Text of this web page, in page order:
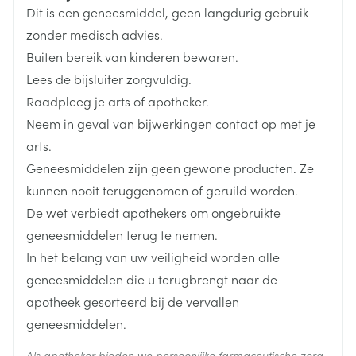
Arega vooraleer u een MAO-remmer gebruikt.
u lijdt aan de oogaandoening die nauwe-
kamerhoekglaucoom heet (verhoogde druk in uw
oog).
u hebt ernstige problemen met uw hart, die door
een verhoging van de hartslag en/of bloeddruk
kunnen worden beïnvloed, omdat dit een effect van
Atomoxetine Arega kan zijn.
u hebt ernstige problemen met de bloedvaten in uw
hersenen, zoals beroerte, verwijding en verdunning
van de wand van een deel van een bloedvaat
(aneurysma) of vernauwde of geblokkeerde
bloedvaten
u hebt een tumor aan uw bijnier (feochromocytoom).
Gebruik Atomoxetine Arega niet als één van de
Lichaamsgewicht tot 70 kg: Een totale dagelijkse
startdosis van 0.5 mg per kg lichaamsgewicht voor
Breedte 81 mm
Lengte
Diepte 40 mm
Ingrediënten
atomoxetine hydrochloride
Behoud Kamertemperatuur (15°C - 25°C)
Dit is een geneesmiddel, geen langdurig gebruik
zonder medisch advies.
Buiten bereik van kinderen bewaren.
Lees de bijsluiter zorgvuldig.
Raadpleeg je arts of apotheker.
Neem in geval van bijwerkingen contact op met je
arts.
Geneesmiddelen zijn geen gewone producten. Ze
kunnen nooit teruggenomen of geruild worden.
De wet verbiedt apothekers om ongebruikte
geneesmiddelen terug te nemen.
In het belang van uw veiligheid worden alle
geneesmiddelen die u terugbrengt naar de
apotheek gesorteerd bij de vervallen
geneesmiddelen.